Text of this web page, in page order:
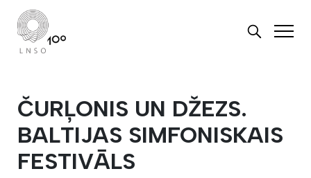
ČURĻONIS UN DŽEZS.
BALTIJAS SIMFONISKAIS
FESTIVĀLS